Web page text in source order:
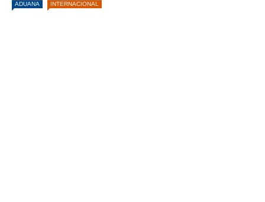
ADUANA INTERNACIONAL